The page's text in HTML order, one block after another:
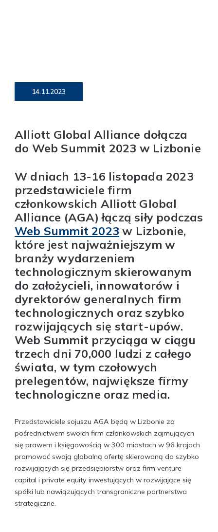
14.11.2023
Alliott Global Alliance dołącza
do Web Summit 2023 w Lizbonie
W dniach 13-16 listopada 2023
przedstawiciele firm
członkowskich Alliott Global
Alliance (AGA) łączą siły podczas
Web Summit 2023 w Lizbonie,
które jest najważniejszym w
branży wydarzeniem
technologicznym skierowanym
do założycieli, innowatorów i
dyrektorów generalnych firm
technologicznych oraz szybko
rozwijających się start-upów.
Web Summit przyciąga w ciągu
trzech dni 70,000 ludzi z całego
świata, w tym czołowych
prelegentów, największe firmy
technologiczne oraz media.
Przedstawiciele sojuszu AGA będą w Lizbonie za
pośrednictwem swoich firm członkowskich zajmujących
się prawem i księgowością w 300 miastach w 96 krajach
promować swoją globalną ofertę skierowaną do szybko
rozwijających się przedsiębiorstw oraz firm venture
capital i private equity inwestujących w rozwijające się
spółki lub nawiązujących transgraniczne partnerstwa
strategiczne.